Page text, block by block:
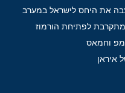
את היחס לישראל במערב
לפתיחת הורמוז
וחמאס
איראן